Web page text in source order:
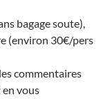
bagage soute),
(environ 30€/pers
commentaires
en vous